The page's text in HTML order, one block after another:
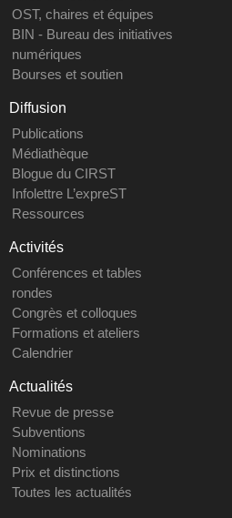
OST, chaires et équipes
BIN - Bureau des initiatives
numériques
Bourses et soutien
Diffusion
Publications
Médiathèque
Blogue du CIRST
Infolettre L’expreST
Ressources
Activités
Conférences et tables
rondes
Congrès et colloques
Formations et ateliers
Calendrier
Actualités
Revue de presse
Subventions
Nominations
Prix et distinctions
Toutes les actualités